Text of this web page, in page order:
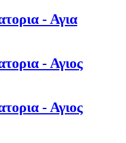
- Αγια
- Αγιος
- Αγιος